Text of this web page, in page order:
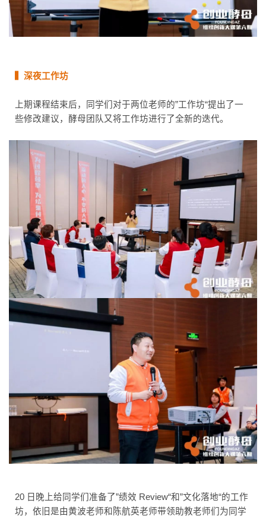
▍深夜工作坊
上期课程结束后，同学们对于两位老师的”工作坊“提出了一
些修改建议，酵母团队又将工作坊进行了全新的迭代。
20 日晚上给同学们准备了”绩效 Review“和”文化落地“的工作
坊，依旧是由黄波老师和陈航英老师带领助教老师们为同学